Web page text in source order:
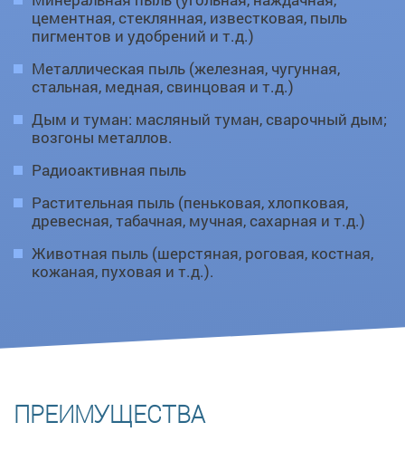
цементная, стеклянная, известковая, пыль
пигментов и удобрений и т.д.)
Металлическая пыль (железная, чугунная,
стальная, медная, свинцовая и т.д.)
Дым и туман: масляный туман, сварочный дым;
возгоны металлов.
Радиоактивная пыль
Растительная пыль (пеньковая, хлопковая,
древесная, табачная, мучная, сахарная и т.д.)
Животная пыль (шерстяная, роговая, костная,
кожаная, пуховая и т.д.).
ПРЕИМУЩЕСТВА